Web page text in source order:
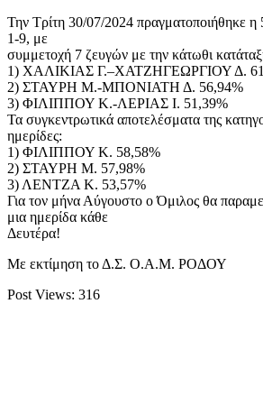
Την Τρίτη 30/07/2024 πραγματοποιήθηκε η
1-9, με
συμμετοχή 7 ζευγών με την κάτωθι
1) ΧΑΛΙΚΙΑΣ Γ.–ΧΑΤΖΗΓΕΩΡΓΙΟΥ Δ.
2) ΣΤΑΥΡΗ Μ.-ΜΠΟΝΙΑΤΗ Δ. 56,94%
3) ΦΙΛΙΠΠΟΥ Κ.-ΛΕΡΙΑΣ Ι. 51,39%
Τα συγκεντρωτικά αποτελέσματα της
ημερίδες:
1) ΦΙΛΙΠΠΟΥ Κ. 58,58%
2) ΣΤΑΥΡΗ Μ. 57,98%
3) ΛΕΝΤΖΑ Κ. 53,57%
Για τον μήνα Αύγουστο ο Όμιλος θα
μια ημερίδα κάθε
Δευτέρα!
Με εκτίμηση το Δ.Σ. Ο.Α.Μ. ΡΟΔΟΥ
Post Views: 316